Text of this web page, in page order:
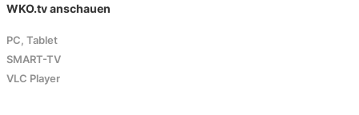
WKO.tv anschauen
PC, Tablet
SMART-TV
VLC Player